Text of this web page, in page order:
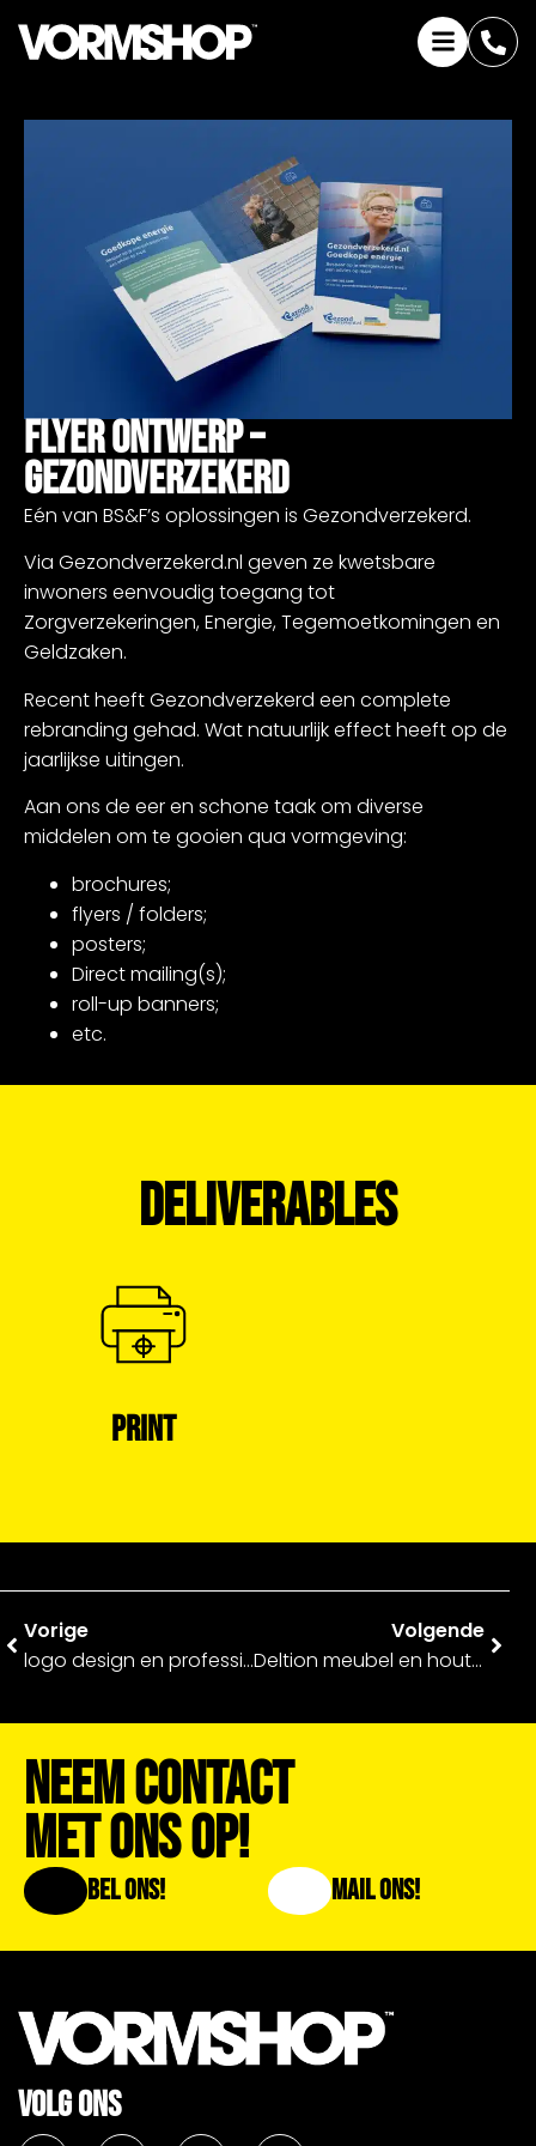
Flyer Ontwerp –
Gezondverzekerd
Eén van BS&F’s oplossingen is Gezondverzekerd.
Via Gezondverzekerd.nl geven ze kwetsbare
inwoners eenvoudig toegang tot
Zorgverzekeringen, Energie, Tegemoetkomingen en
Geldzaken.
Recent heeft Gezondverzekerd een complete
rebranding gehad. Wat natuurlijk effect heeft op de
jaarlijkse uitingen.
Aan ons de eer en schone taak om diverse
middelen om te gooien qua vormgeving:
brochures;
flyers / folders;
posters;
Direct mailing(s);
roll-up banners;
etc.
DELIVERABLES
PRINT
Vorige
logo design en professionele website – Vrienden van de Bouw
Volgende
Deltion meubel en hout 2022
Neem Contact
Met Ons Op!
Bel Ons! Mail Ons!
VOLG ONS